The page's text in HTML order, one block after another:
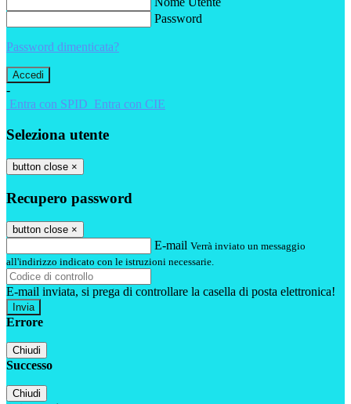
Password
Password dimenticata?
-
Entra con SPID Entra con CIE
Seleziona utente
button close ×
Recupero password
button close ×
E-mail Verrà inviato un messaggio
all'indirizzo indicato con le istruzioni necessarie.
E-mail inviata, si prega di controllare la casella di posta elettronica!
Errore
Chiudi
Successo
Chiudi